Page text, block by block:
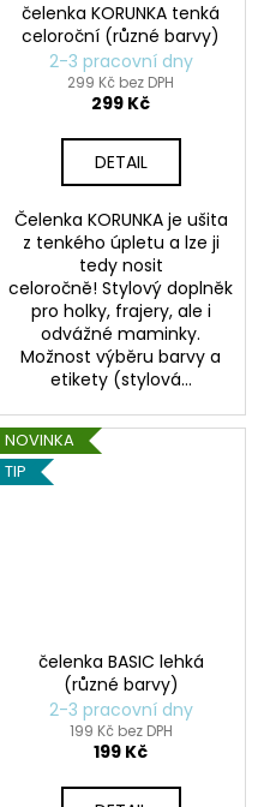
čelenka KORUNKA tenká
celoroční (různé barvy)
2-3 pracovní dny
299 Kč bez DPH
299 Kč
DETAIL
Čelenka KORUNKA je ušita
z tenkého úpletu a lze ji
tedy nosit
celoročně! Stylový doplněk
pro holky, frajery, ale i
odvážné maminky.
Možnost výběru barvy a
etikety (stylová...
NOVINKA
TIP
čelenka BASIC lehká
(různé barvy)
2-3 pracovní dny
199 Kč bez DPH
199 Kč